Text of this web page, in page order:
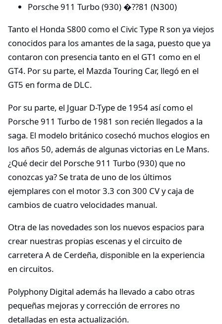
Porsche 911 Turbo (930) �??81 (N300)
Tanto el Honda S800 como el Civic Type R son ya viejos
conocidos para los amantes de la saga, puesto que ya
contaron con presencia tanto en el GT1 como en el
GT4. Por su parte, el Mazda Touring Car, llegó en el
GT5 en forma de DLC.
Por su parte, el Jguar D-Type de 1954 así como el
Porsche 911 Turbo de 1981 son recién llegados a la
saga. El modelo británico cosechó muchos elogios en
los años 50, además de algunas victorias en Le Mans.
¿Qué decir del Porsche 911 Turbo (930) que no
conozcas ya? Se trata de uno de los últimos
ejemplares con el motor 3.3 con 300 CV y caja de
cambios de cuatro velocidades manual.
Otra de las novedades son los nuevos espacios para
crear nuestras propias escenas y el circuito de
carretera A de Cerdeña, disponible en la experiencia
en circuitos.
Polyphony Digital además ha llevado a cabo otras
pequeñas mejoras y corrección de errores no
detalladas en esta actualización.